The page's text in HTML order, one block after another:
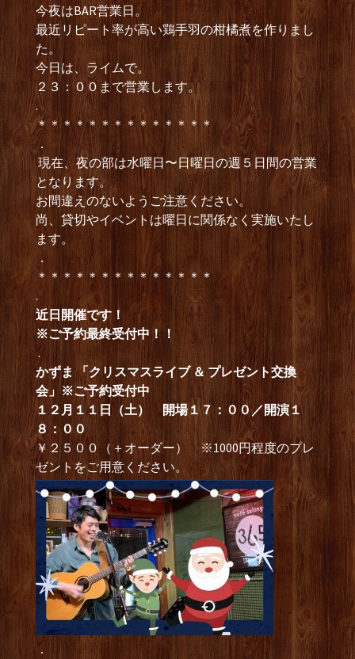
今夜はBAR営業日。
最近リピート率が高い鶏手羽の柑橘煮を作りまし
た。
今日は、ライムで。
２３：００まで営業します。
.
＊＊＊＊＊＊＊＊＊＊＊＊＊＊
．
現在、夜の部は水曜日〜日曜日の週５日間の営業
となります。
お間違えのないようご注意ください。
尚、貸切やイベントは曜日に関係なく実施いたし
ます。
．
＊＊＊＊＊＊＊＊＊＊＊＊＊＊
.
近日開催です！
※ご予約最終受付中！！
.
かずま 「クリスマスライブ ＆ プレゼント交換
会」 ※ご予約受付中
１２月１１日（土） 開場１７：００／開演１
８：００
￥２５００（＋オーダー） ※1000円程度のプレ
ゼントをご用意ください。
．